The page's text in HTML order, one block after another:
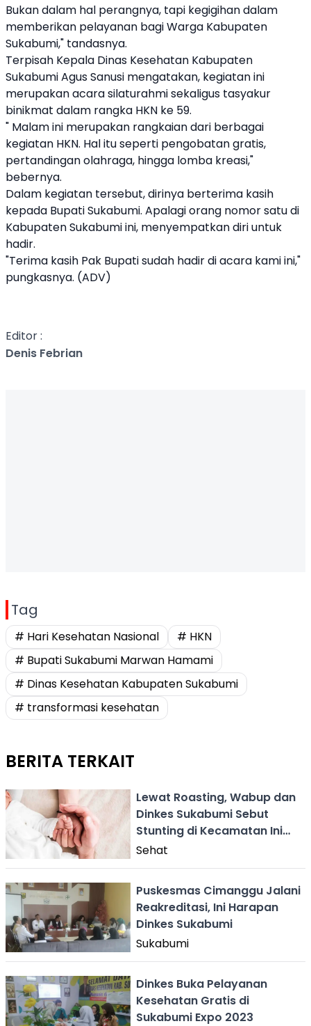
Bukan dalam hal perangnya, tapi kegigihan dalam
memberikan pelayanan bagi Warga Kabupaten
Sukabumi," tandasnya.
Terpisah Kepala Dinas Kesehatan Kabupaten
Sukabumi Agus Sanusi mengatakan, kegiatan ini
merupakan acara silaturahmi sekaligus tasyakur
binikmat dalam rangka HKN ke 59.
" Malam ini merupakan rangkaian dari berbagai
kegiatan HKN. Hal itu seperti pengobatan gratis,
pertandingan olahraga, hingga lomba kreasi,"
bebernya.
Dalam kegiatan tersebut, dirinya berterima kasih
kepada Bupati Sukabumi. Apalagi orang nomor satu di
Kabupaten Sukabumi ini, menyempatkan diri untuk
hadir.
"Terima kasih Pak Bupati sudah hadir di acara kami ini,"
pungkasnya. (ADV)
Editor :
Denis Febrian
Tag
# Hari Kesehatan Nasional
# HKN
# Bupati Sukabumi Marwan Hamami
# Dinas Kesehatan Kabupaten Sukabumi
# transformasi kesehatan
BERITA TERKAIT
Lewat Roasting, Wabup dan
Dinkes Sukabumi Sebut
Stunting di Kecamatan Ini
Turun
Sehat
Puskesmas Cimanggu Jalani
Reakreditasi, Ini Harapan
Dinkes Sukabumi
Sukabumi
Dinkes Buka Pelayanan
Kesehatan Gratis di
Sukabumi Expo 2023